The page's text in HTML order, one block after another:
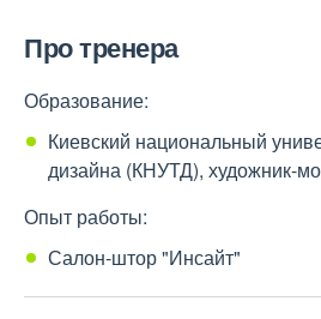
Про тренера
Образование:
Киевский национальный
дизайна (КНУТД), художник-
Опыт работы:
Салон-штор "Инсайт"